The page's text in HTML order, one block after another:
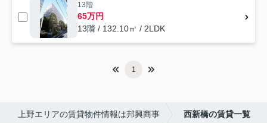
13階
65万円
13階 / 132.10㎡ / 2LDK
1
上野エリアの賃貸物件情報は邦興商事 西新橋の賃貸一覧